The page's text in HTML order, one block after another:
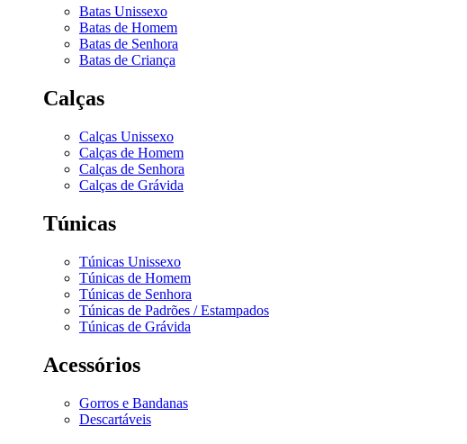
Batas Unissexo
Batas de Homem
Batas de Senhora
Batas de Criança
Calças
Calças Unissexo
Calças de Homem
Calças de Senhora
Calças de Grávida
Túnicas
Túnicas Unissexo
Túnicas de Homem
Túnicas de Senhora
Túnicas de Padrões / Estampados
Túnicas de Grávida
Acessórios
Gorros e Bandanas
Descartáveis